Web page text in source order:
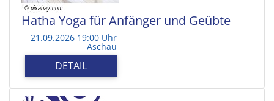
Hatha Yoga für Anfänger und Geübte
21.09.2026 19:00 Uhr
Aschau
DETAIL